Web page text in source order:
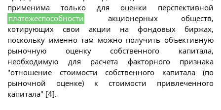
применима только для оценки перспективной
платежеспособности акционерных обществ,
котирующих свои акции на фондовых биржах,
поскольку именно там можно получить объективную
рыночную оценку собственного капитала,
необходимую для расчета факторного признака
"отношение стоимости собственного капитала (по
рыночной оценке) к стоимости привлеченного
капитала" [4].